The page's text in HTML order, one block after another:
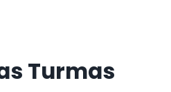
Turmas